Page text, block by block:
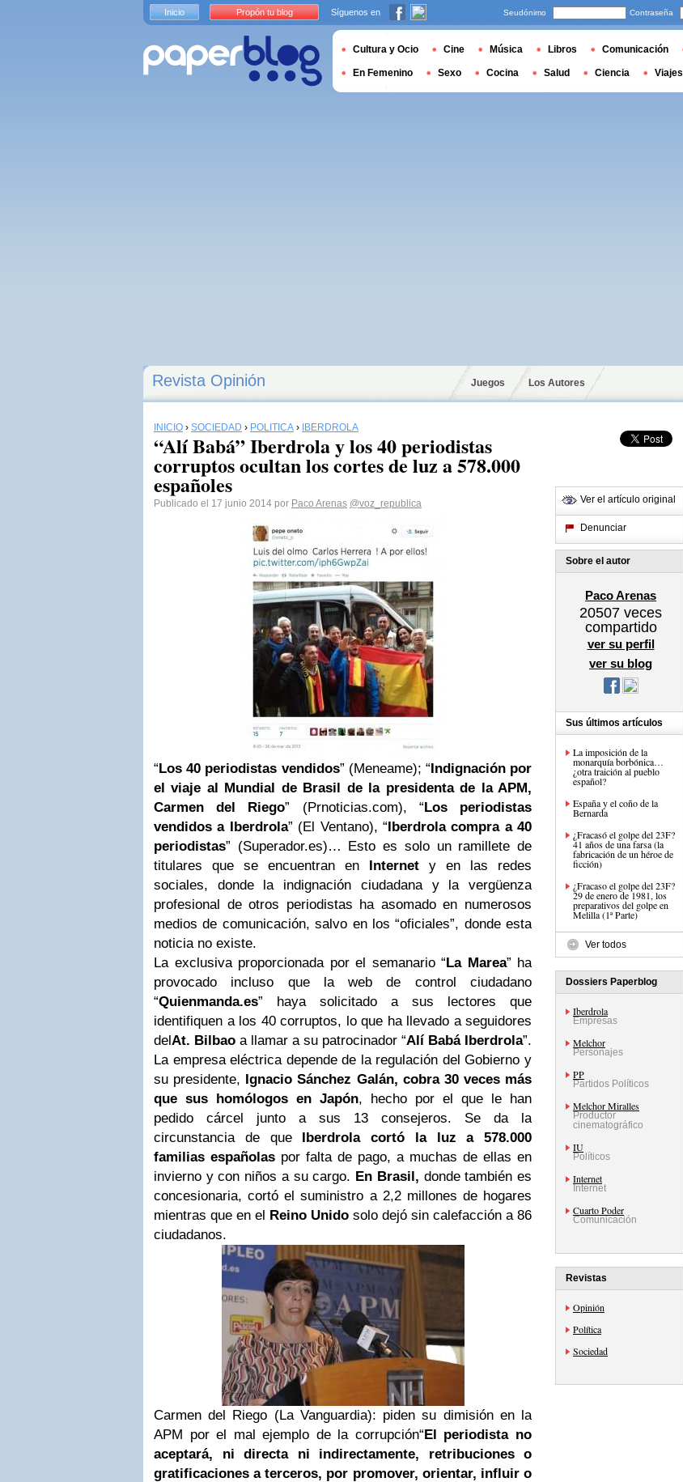
Revista Opinión Juegos Los Autores
INICIO › SOCIEDAD › POLÍTICA › IBERDROLA
“Alí Babá” Iberdrola y los 40 periodistas
corruptos ocultan los cortes de luz a 578.000
españoles
Publicado el 17 junio 2014 por Paco Arenas @voz_republica
“Los 40 periodistas vendidos” (Meneame); “Indignación por
el viaje al Mundial de Brasil de la presidenta de la APM,
Carmen del Riego” (Prnoticias.com), “Los periodistas
vendidos a Iberdrola” (El Ventano), “Iberdrola compra a 40
periodistas” (Superador.es)… Esto es solo un ramillete de
titulares que se encuentran en Internet y en las redes
sociales, donde la indignación ciudadana y la vergüenza
profesional de otros periodistas ha asomado en numerosos
medios de comunicación, salvo en los “oficiales”, donde esta
noticia no existe.
La exclusiva proporcionada por el semanario “La Marea” ha
provocado incluso que la web de control ciudadano
“Quienmanda.es” haya solicitado a sus lectores que
identifiquen a los 40 corruptos, lo que ha llevado a seguidores
delAt. Bilbao a llamar a su patrocinador “Alí Babá Iberdrola”.
La empresa eléctrica depende de la regulación del Gobierno y
su presidente, Ignacio Sánchez Galán, cobra 30 veces más
que sus homólogos en Japón, hecho por el que le han
pedido cárcel junto a sus 13 consejeros. Se da la
circunstancia de que Iberdrola cortó la luz a 578.000
familias españolas por falta de pago, a muchas de ellas en
invierno y con niños a su cargo. En Brasil, donde también es
concesionaria, cortó el suministro a 2,2 millones de hogares
mientras que en el Reino Unido solo dejó sin calefacción a 86
ciudadanos.
Carmen del Riego (La Vanguardia): piden su dimisión en la
APM por el mal ejemplo de la corrupción“El periodista no
aceptará, ni directa ni indirectamente, retribuciones o
gratificaciones a terceros, por promover, orientar, influir o
Ver el artículo original
Denunciar
Sobre el autor
Paco Arenas
20507 veces
compartido
ver su perfil
ver su blog
Sus últimos artículos
La imposición de la
monarquía borbónica…
¿otra traición al pueblo
español?
España y el coño de la
Bernarda
¿Fracasó el golpe del 23F?
41 años de una farsa (la
fabricación de un héroe de
ficción)
¿Fracaso el golpe del 23F?
29 de enero de 1981, los
preparativos del golpe en
Melilla (1ª Parte)
Ver todos
Dossiers Paperblog
Iberdrola
Empresas
Melchor
Personajes
PP
Partidos Políticos
Melchor Miralles
Productor
cinematográfico
IU
Políticos
Internet
Internet
Cuarto Poder
Comunicación
Revistas
Opinión
Política
Sociedad
Inicio Propón tu blog Síguenos en Seudónimo Contraseña
Cultura y Ocio Cine Música Libros Comunicación
En Femenino Sexo Cocina Salud Ciencia Viajes